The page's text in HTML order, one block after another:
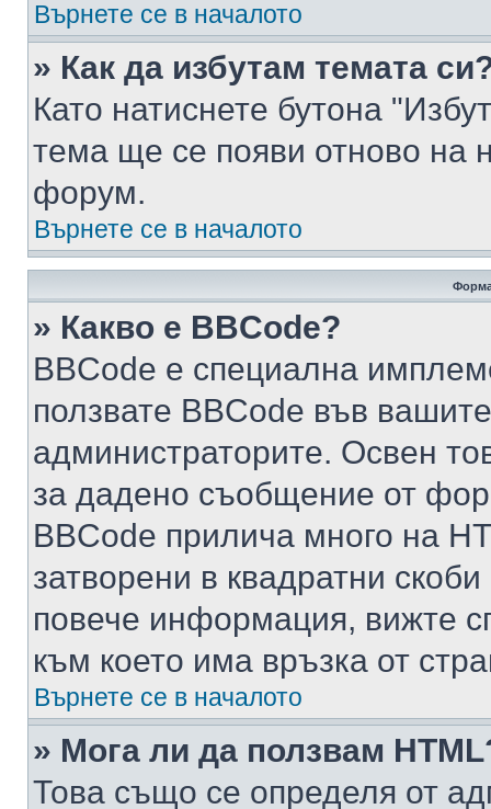
Върнете се в началото
» Как да избутам темата
Като натиснете бутона
тема ще се появи отново на
форум.
Върнете се в началото
» Какво е BBCode?
BBCode е специална
ползвате BBCode във
администраторите. Освен
за дадено съобщение от
BBCode прилича много на
затворени в квадратни
повече информация, вижте
към което има връзка от
Върнете се в началото
» Мога ли да ползвам
Това също се определя от